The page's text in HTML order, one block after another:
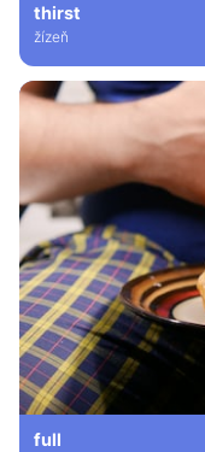
thirst
žízeň
full